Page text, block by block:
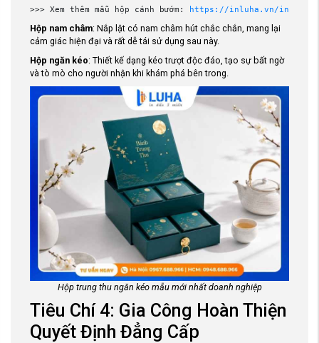
>>> Xem thêm mẫu hộp cánh bướm: https://inluha.vn/in-hop-
Hộp nam châm: Nắp lật có nam châm hút chắc chắn, mang lại
cảm giác hiện đại và rất dễ tái sử dụng sau này.
Hộp ngăn kéo: Thiết kế dạng kéo trượt độc đáo, tạo sự bất ngờ
và tò mò cho người nhận khi khám phá bên trong.
Hộp trung thu ngăn kéo mẫu mới nhất doanh nghiệp
Tiêu Chí 4: Gia Công Hoàn Thiện
Quyết Định Đẳng Cấp